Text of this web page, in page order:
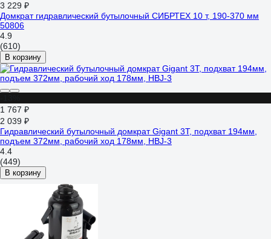
3 229 ₽
Домкрат гидравлический бутылочный СИБРТЕХ 10 т, 190-370 мм
50806
4.9
(610)
В корзину
1 767 ₽
2 039 ₽
Гидравлический бутылочный домкрат Gigant 3Т, подхват 194мм,
подъем 372мм, рабочий ход 178мм, HBJ-3
4.4
(449)
В корзину